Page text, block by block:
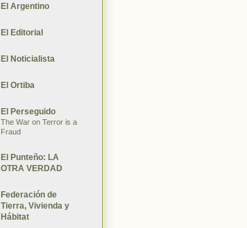
El Argentino
El Editorial
El Noticialista
El Ortiba
El Perseguido
The War on Terror is a
Fraud
El Punteño: LA
OTRA VERDAD
Federación de
Tierra, Vivienda y
Hábitat